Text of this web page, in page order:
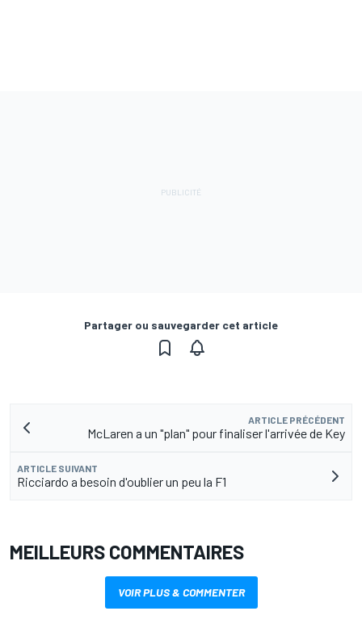
Partager ou sauvegarder cet article
ARTICLE PRÉCÉDENT
McLaren a un "plan" pour finaliser l'arrivée de Key
ARTICLE SUIVANT
Ricciardo a besoin d'oublier un peu la F1
MEILLEURS COMMENTAIRES
VOIR PLUS & COMMENTER